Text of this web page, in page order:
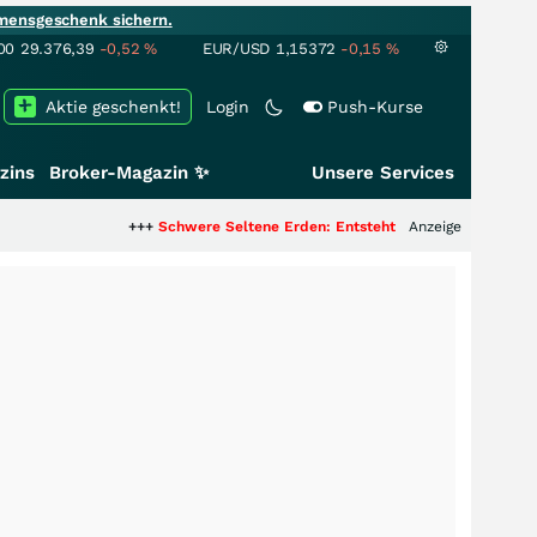
sichern.
29.376,39 -0,52% EUR/USD 1,15372 -0,15 %
Login Push-Kurse
Aktie geschenkt!
Broker-Magazin ✨ Unsere Services
Schwere Seltene Erden: Entsteht hier die nächste
Anzeige